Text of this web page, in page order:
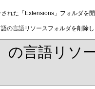
れた「Extensions」フォルダを
の言語リソースフォルダを削除
の言語リ